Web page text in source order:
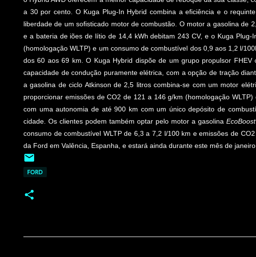
a 30 por cento. O Kuga Plug-In Hybrid combina a eficiência e o
liberdade de um sofisticado motor de combustão. O motor a gasolina de
e a bateria de iões de lítio de 14,4 kWh debitam 243 CV, e o Kuga
(homologação WLTP) e um consumo de combustível dos 0,9 aos 1,2 l/
dos 60 aos 69 km. O Kuga Hybrid dispõe de um grupo propulsor
capacidade de condução puramente elétrica, com a opção de tração
a gasolina de ciclo Atkinson de 2,5 litros combina-se com um motor
proporcionar emissões de CO2 de 121 a 146 g/km (homologação
com uma autonomia de até 900 km com um único depósito de
cidade. Os clientes podem também optar pelo motor a gasolinaEcoBoost
consumo de combustível WLTP de 6,3 a 7,2 l/100 km e emissões de
da Ford em Valência, Espanha, e estará ainda durante este mês de janeiro
FORD